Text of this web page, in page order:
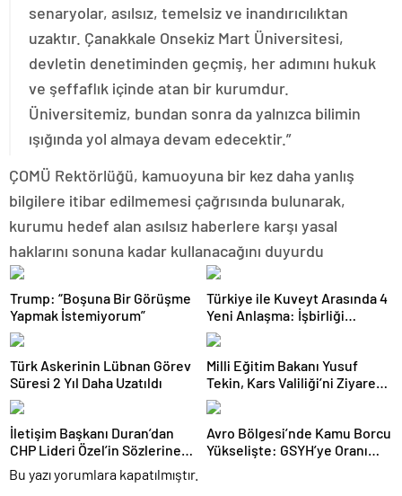
senaryolar, asılsız, temelsiz ve inandırıcılıktan
uzaktır. Çanakkale Onsekiz Mart Üniversitesi,
devletin denetiminden geçmiş, her adımını hukuk
ve şeffaflık içinde atan bir kurumdur.
Üniversitemiz, bundan sonra da yalnızca bilimin
ışığında yol almaya devam edecektir.”
ÇOMÜ Rektörlüğü, kamuoyuna bir kez daha yanlış
bilgilere itibar edilmemesi çağrısında bulunarak,
kurumu hedef alan asılsız haberlere karşı yasal
haklarını sonuna kadar kullanacağını duyurdu
Trump: “Boşuna Bir Görüşme
Yapmak İstemiyorum”
Türkiye ile Kuveyt Arasında 4
Yeni Anlaşma: İşbirliği
Güçleniyor
Türk Askerinin Lübnan Görev
Süresi 2 Yıl Daha Uzatıldı
Milli Eğitim Bakanı Yusuf
Tekin, Kars Valiliği’ni Ziyaret
Etti
İletişim Başkanı Duran’dan
CHP Lideri Özel’in Sözlerine
Sert Tepki
Avro Bölgesi’nde Kamu Borcu
Yükselişte: GSYH’ye Oranı
Bu yazı yorumlara kapatılmıştır.